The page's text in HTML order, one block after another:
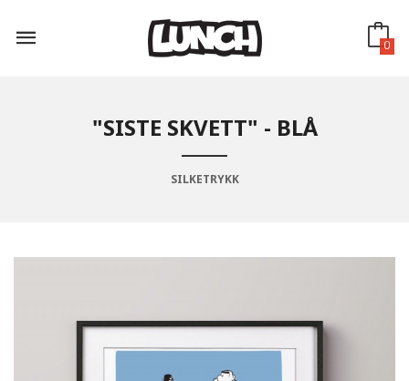
innholdet
0
"SISTE SKVETT" - BLÅ
SILKETRYKK